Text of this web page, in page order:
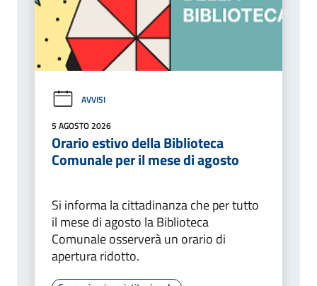
AVVISI
5 AGOSTO 2026
Orario estivo della Biblioteca
Comunale per il mese di agosto
Si informa la cittadinanza che per tutto
il mese di agosto la Biblioteca
Comunale osserverà un orario di
apertura ridotto.